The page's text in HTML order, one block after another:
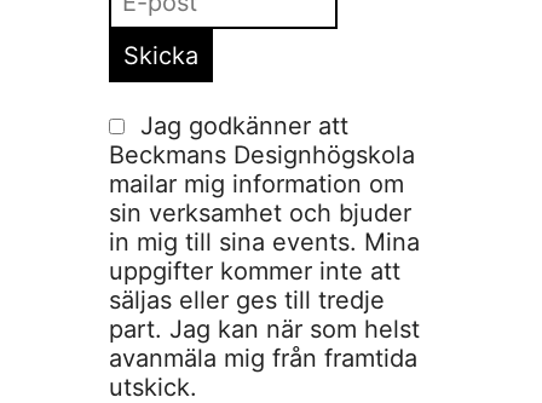
Jag godkänner att
Beckmans Designhögskola
mailar mig information om
sin verksamhet och bjuder
in mig till sina events. Mina
uppgifter kommer inte att
säljas eller ges till tredje
part. Jag kan när som helst
avanmäla mig från framtida
utskick.